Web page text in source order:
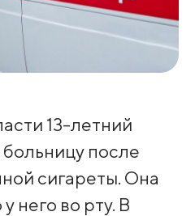
13-летний
после
сигареты. Она
него во рту. В